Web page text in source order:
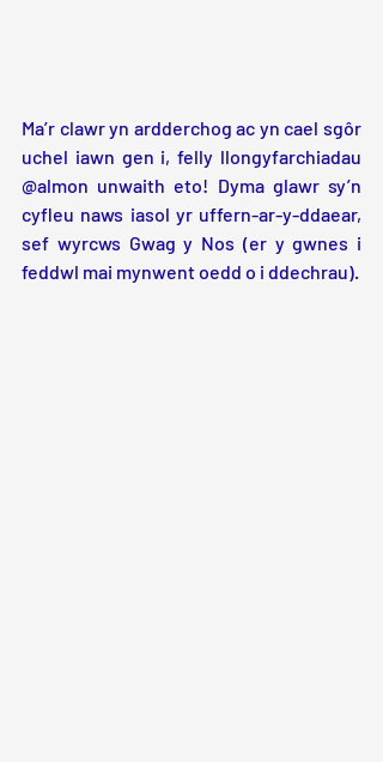
Ma’r clawr yn ardderchog ac yn cael sgôr
uchel iawn gen i, felly llongyfarchiadau
@almon unwaith eto! Dyma glawr sy’n
cyfleu naws iasol yr uffern-ar-y-ddaear,
sef wyrcws Gwag y Nos (er y gwnes i
feddwl mai mynwent oedd o i ddechrau).